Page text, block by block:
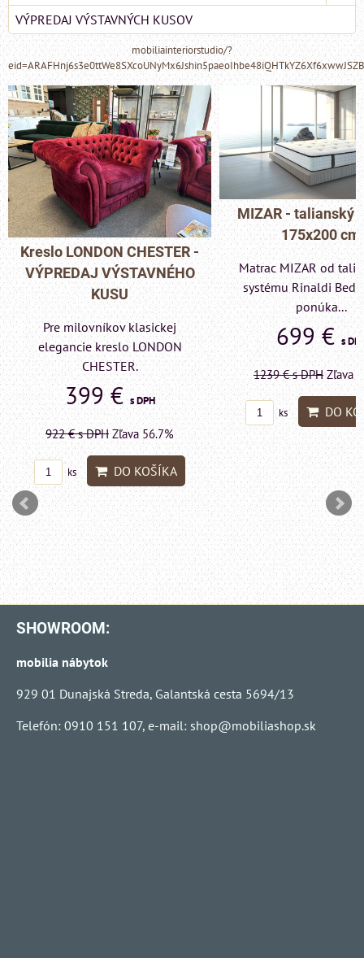
VÝPREDAJ VÝSTAVNÝCH KUSOV
mobiliainteriorstudio/?
MIZAR - talianský matrac
175x200 cm
Matrac MIZAR od talianskeho
systému Rinaldi Bed System
ponúka...
699 €s DPH
1239 €s DPH Zľava 43.6%
ks DO KOŠÍKA
Pohovka LONDON
- VÝPREDAJ
KUSU
Pre milovníkov
elegancie kreslo a
LONDON
599 €s
1415 €s DPH Zľava
ks DO
SHOWROOM:
mobilia nábytok
929 01 Dunajská Streda, Galantská cesta 5694/13
Telefón: 0910 151 107, e-mail: shop@mobiliashop.sk